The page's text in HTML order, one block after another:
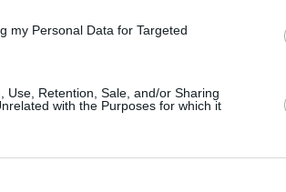
my Personal Data for Targeted
Use, Retention, Sale, and/or Sharing
with the Purposes for which it